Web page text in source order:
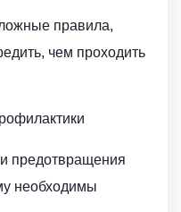
правила,
чем проходить
предотвращения
необходимы